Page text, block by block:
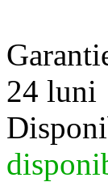
24 luni